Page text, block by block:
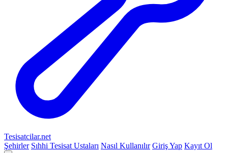
Tesisatcilar.net
Şehirler Sıhhi Tesisat Ustaları Nasıl Kullanılır Giriş Yap Kayıt Ol